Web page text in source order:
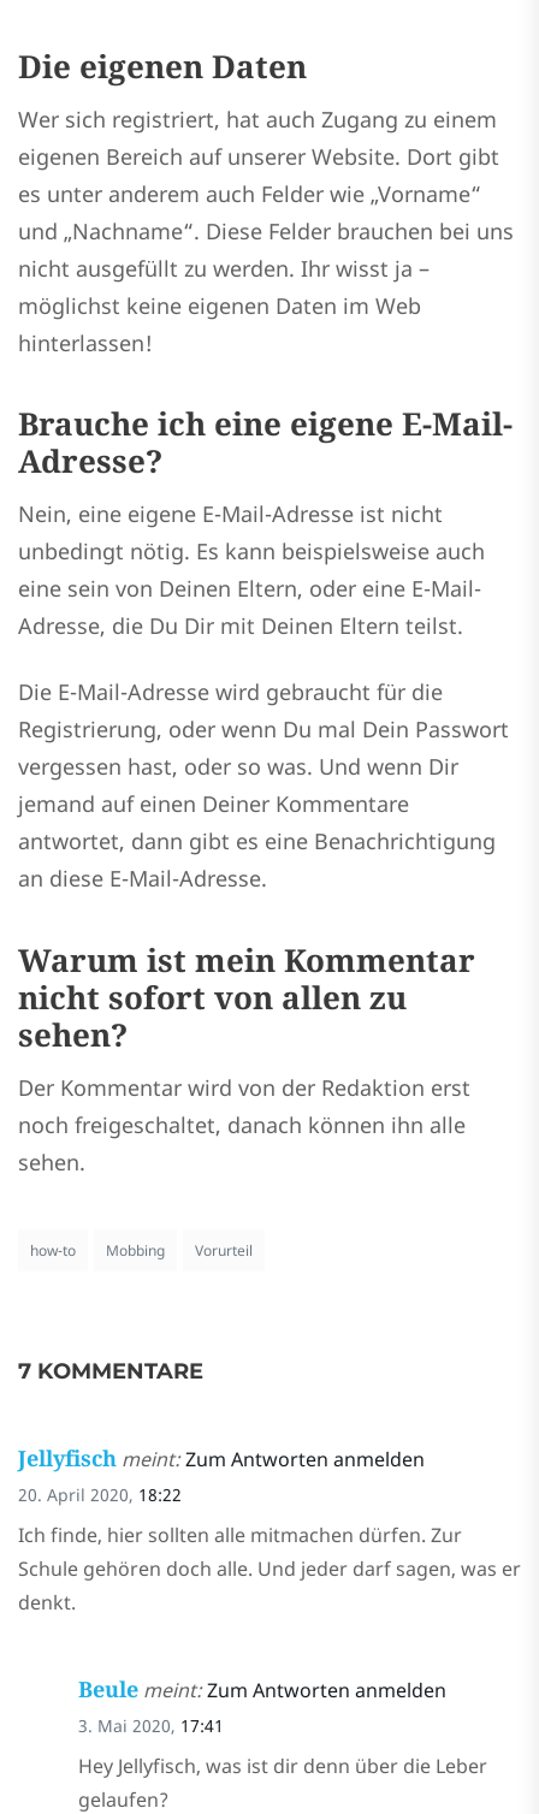
Die eigenen Daten
Wer sich registriert, hat auch Zugang zu einem
eigenen Bereich auf unserer Website. Dort gibt
es unter anderem auch Felder wie „Vorname“
und „Nachname“. Diese Felder brauchen bei uns
nicht ausgefüllt zu werden. Ihr wisst ja –
möglichst keine eigenen Daten im Web
hinterlassen!
Brauche ich eine eigene E-Mail-
Adresse?
Nein, eine eigene E-Mail-Adresse ist nicht
unbedingt nötig. Es kann beispielsweise auch
eine sein von Deinen Eltern, oder eine E-Mail-
Adresse, die Du Dir mit Deinen Eltern teilst.
Die E-Mail-Adresse wird gebraucht für die
Registrierung, oder wenn Du mal Dein Passwort
vergessen hast, oder so was. Und wenn Dir
jemand auf einen Deiner Kommentare
antwortet, dann gibt es eine Benachrichtigung
an diese E-Mail-Adresse.
Warum ist mein Kommentar
nicht sofort von allen zu
sehen?
Der Kommentar wird von der Redaktion erst
noch freigeschaltet, danach können ihn alle
sehen.
how-to Mobbing Vorurteil
7 KOMMENTARE
Jellyfisch meint:Zum Antworten anmelden
20. April 2020, 18:22
Ich finde, hier sollten alle mitmachen dürfen. Zur
Schule gehören doch alle. Und jeder darf sagen, was er
denkt.
Beule meint:Zum Antworten anmelden
3. Mai 2020, 17:41
Hey Jellyfisch, was ist dir denn über die Leber
gelaufen?